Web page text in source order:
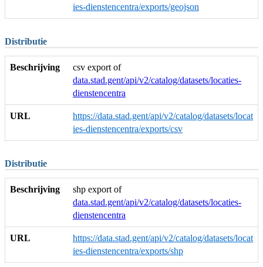
ies-dienstencentra/exports/geojson
Distributie
Beschrijving
csv export of
data.stad.gent/api/v2/catalog/datasets/locaties-
dienstencentra
URL
https://data.stad.gent/api/v2/catalog/datasets/locat
ies-dienstencentra/exports/csv
Distributie
Beschrijving
shp export of
data.stad.gent/api/v2/catalog/datasets/locaties-
dienstencentra
URL
https://data.stad.gent/api/v2/catalog/datasets/locat
ies-dienstencentra/exports/shp